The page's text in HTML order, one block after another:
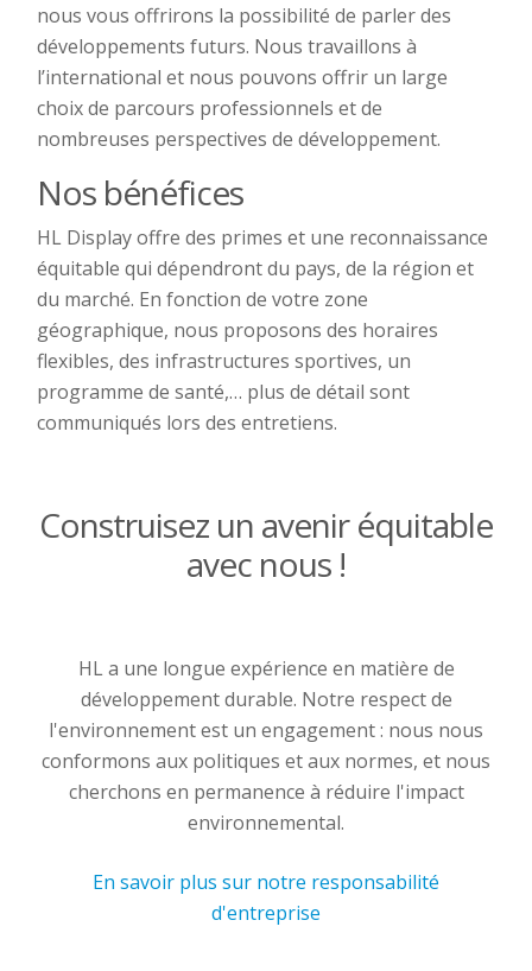
nous vous offrirons la possibilité de parler des
développements futurs. Nous travaillons à
l’international et nous pouvons offrir un large
choix de parcours professionnels et de
nombreuses perspectives de développement.
Nos bénéfices
HL Display offre des primes et une reconnaissance
équitable qui dépendront du pays, de la région et
du marché. En fonction de votre zone
géographique, nous proposons des horaires
flexibles, des infrastructures sportives, un
programme de santé,… plus de détail sont
communiqués lors des entretiens.
Construisez un avenir équitable
avec nous !
HL a une longue expérience en matière de
développement durable. Notre respect de
l'environnement est un engagement : nous nous
conformons aux politiques et aux normes, et nous
cherchons en permanence à réduire l'impact
environnemental.
En savoir plus sur notre responsabilité
d'entreprise